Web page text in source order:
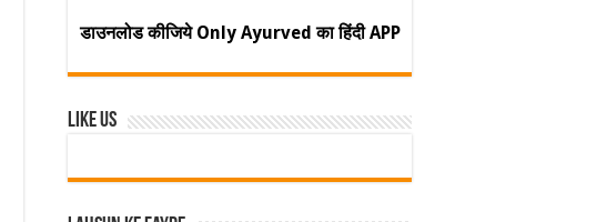
डाउनलोड कीजिये Only Ayurved का हिंदी APP
Like Us